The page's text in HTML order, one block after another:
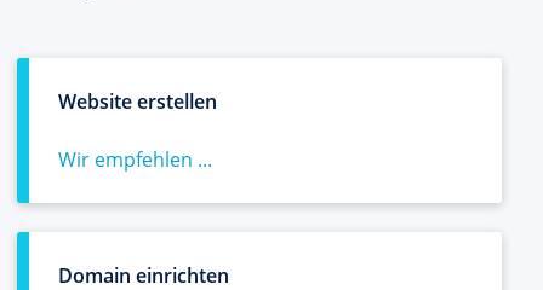
Website erstellen
Wir empfehlen ...
Domain einrichten